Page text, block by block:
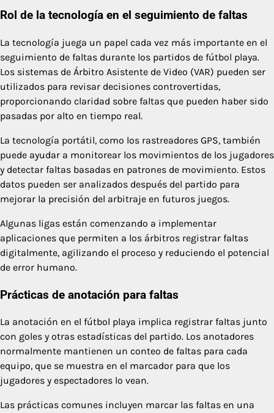
Rol de la tecnología en el seguimiento de faltas
La tecnología juega un papel cada vez más importante en el
seguimiento de faltas durante los partidos de fútbol playa.
Los sistemas de Árbitro Asistente de Video (VAR) pueden ser
utilizados para revisar decisiones controvertidas,
proporcionando claridad sobre faltas que pueden haber sido
pasadas por alto en tiempo real.
La tecnología portátil, como los rastreadores GPS, también
puede ayudar a monitorear los movimientos de los jugadores
y detectar faltas basadas en patrones de movimiento. Estos
datos pueden ser analizados después del partido para
mejorar la precisión del arbitraje en futuros juegos.
Algunas ligas están comenzando a implementar
aplicaciones que permiten a los árbitros registrar faltas
digitalmente, agilizando el proceso y reduciendo el potencial
de error humano.
Prácticas de anotación para faltas
La anotación en el fútbol playa implica registrar faltas junto
con goles y otras estadísticas del partido. Los anotadores
normalmente mantienen un conteo de faltas para cada
equipo, que se muestra en el marcador para que los
jugadores y espectadores lo vean.
Las prácticas comunes incluyen marcar las faltas en una